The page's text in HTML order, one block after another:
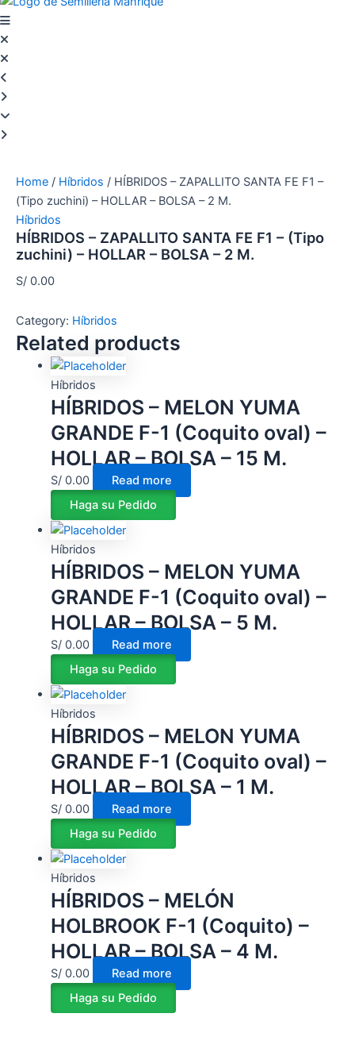
Home / Híbridos / HÍBRIDOS – ZAPALLITO SANTA FE F1 –
(Tipo zuchini) – HOLLAR – BOLSA – 2 M.
Híbridos
HÍBRIDOS – ZAPALLITO SANTA FE F1 – (Tipo
zuchini) – HOLLAR – BOLSA – 2 M.
S/ 0.00
Category: Híbridos
Related products
Híbridos
HÍBRIDOS – MELON YUMA
GRANDE F-1 (Coquito oval) –
HOLLAR – BOLSA – 15 M.
S/0.00
Read more
Haga su Pedido
Híbridos
HÍBRIDOS – MELON YUMA
GRANDE F-1 (Coquito oval) –
HOLLAR – BOLSA – 5 M.
S/0.00
Read more
Haga su Pedido
Híbridos
HÍBRIDOS – MELON YUMA
GRANDE F-1 (Coquito oval) –
HOLLAR – BOLSA – 1 M.
S/0.00
Read more
Haga su Pedido
Híbridos
HÍBRIDOS – MELÓN
HOLBROOK F-1 (Coquito) –
HOLLAR – BOLSA – 4 M.
S/0.00
Read more
Haga su Pedido